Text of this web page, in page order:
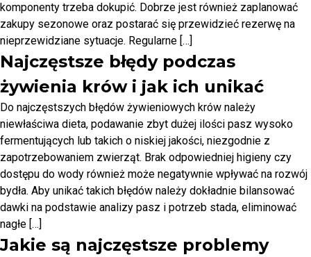
komponenty trzeba dokupić. Dobrze jest również zaplanować
zakupy sezonowe oraz postarać się przewidzieć rezerwę na
nieprzewidziane sytuacje. Regularne […]
Najczęstsze błędy podczas
żywienia krów i jak ich unikać
Do najczęstszych błędów żywieniowych krów należy
niewłaściwa dieta, podawanie zbyt dużej ilości pasz wysoko
fermentujących lub takich o niskiej jakości, niezgodnie z
zapotrzebowaniem zwierząt. Brak odpowiedniej higieny czy
dostępu do wody również może negatywnie wpływać na rozwój
bydła. Aby unikać takich błędów należy dokładnie bilansować
dawki na podstawie analizy pasz i potrzeb stada, eliminować
nagłe […]
Jakie są najczęstsze problemy